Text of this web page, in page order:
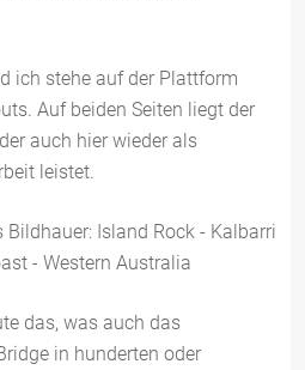
ich stehe auf der Plattform
Auf beiden Seiten liegt der
auch hier wieder als
leistet.
das, was auch das
in hunderten oder